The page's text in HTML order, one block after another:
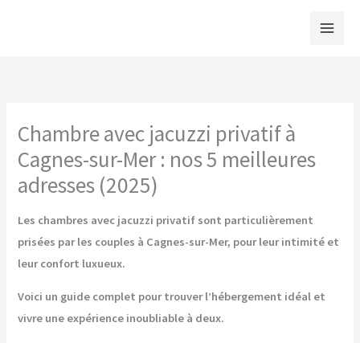
Chambre avec jacuzzi privatif à
Cagnes-sur-Mer : nos 5 meilleures
adresses (2025)
Les chambres avec jacuzzi privatif sont particulièrement
prisées par les couples à Cagnes-sur-Mer, pour leur intimité et
leur confort luxueux.
Voici un guide complet pour trouver l’hébergement idéal et
vivre une expérience inoubliable à deux.